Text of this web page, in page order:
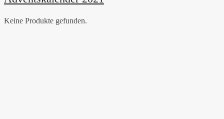
Keine Produkte gefunden.